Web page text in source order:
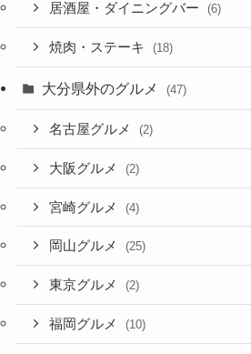
居酒屋・ダイニングバー (6)
焼肉・ステーキ (18)
大分県外のグルメ (47)
名古屋グルメ (2)
大阪グルメ (2)
宮崎グルメ (4)
岡山グルメ (25)
東京グルメ (2)
福岡グルメ (10)